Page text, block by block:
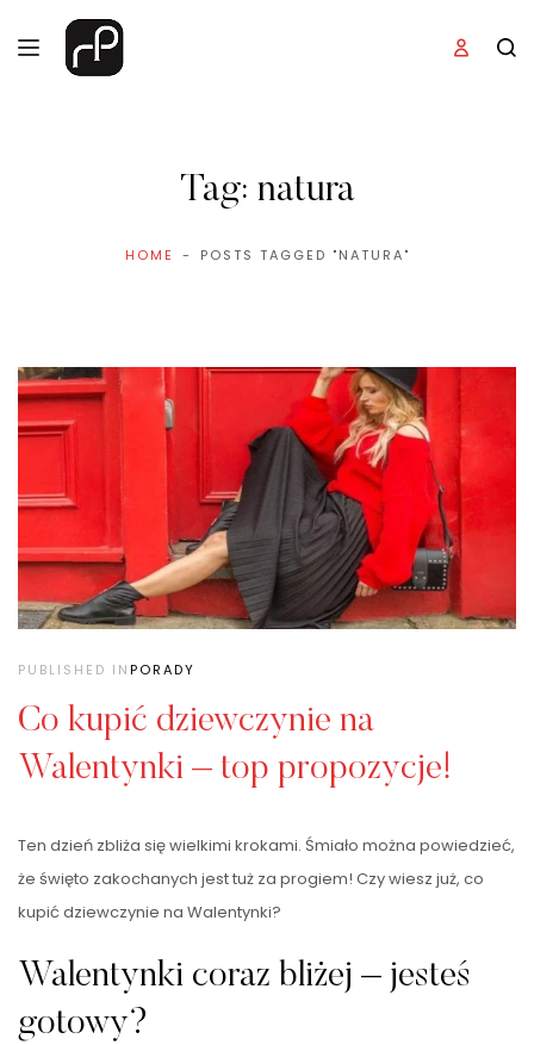
Tag: natura
HOME POSTS TAGGED "NATURA"
PUBLISHED INPORADY
Co kupić dziewczynie na
Walentynki – top propozycje!
Ten dzień zbliża się wielkimi krokami. Śmiało można powiedzieć,
że święto zakochanych jest tuż za progiem! Czy wiesz już, co
kupić dziewczynie na Walentynki?
Walentynki coraz bliżej – jesteś
gotowy?